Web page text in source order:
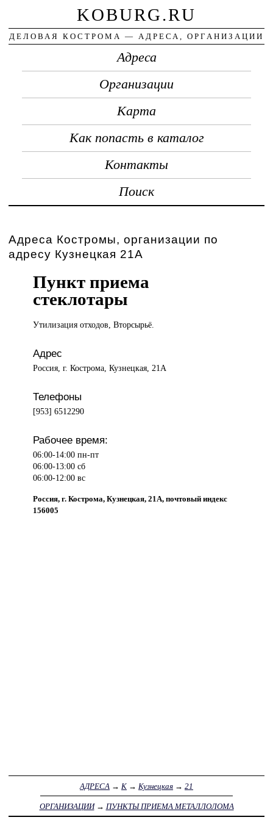
KOBURG.RU
ДЕЛОВАЯ КОСТРОМА — АДРЕСА, ОРГАНИЗАЦИИ
Адреса
Организации
Карта
Как попасть в каталог
Контакты
Поиск
Адреса Костромы, организации по
адресу Кузнецкая 21А
Пункт приема
стеклотары
Утилизация отходов,Вторсырьё.
Адрес
Россия, г. Кострома, Кузнецкая, 21А
Телефоны
[953] 6512290
Рабочее время:
06:00-14:00 пн-пт
06:00-13:00 сб
06:00-12:00 вс
Россия, г. Кострома, Кузнецкая, 21А, почтовый индекс
156005
АДРЕСА → К → Кузнецкая → 21
ОРГАНИЗАЦИИ→ ПУНКТЫ ПРИЕМА МЕТАЛЛОЛОМА